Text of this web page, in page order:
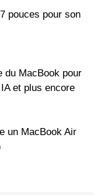
pouces pour son
du MacBook pour
et plus encore
un MacBook Air